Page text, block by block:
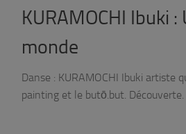
KURAMOCHI Ibuki
monde
Danse : KURAMOCHI Ibuki artiste
painting et le butō.but. Découverte.